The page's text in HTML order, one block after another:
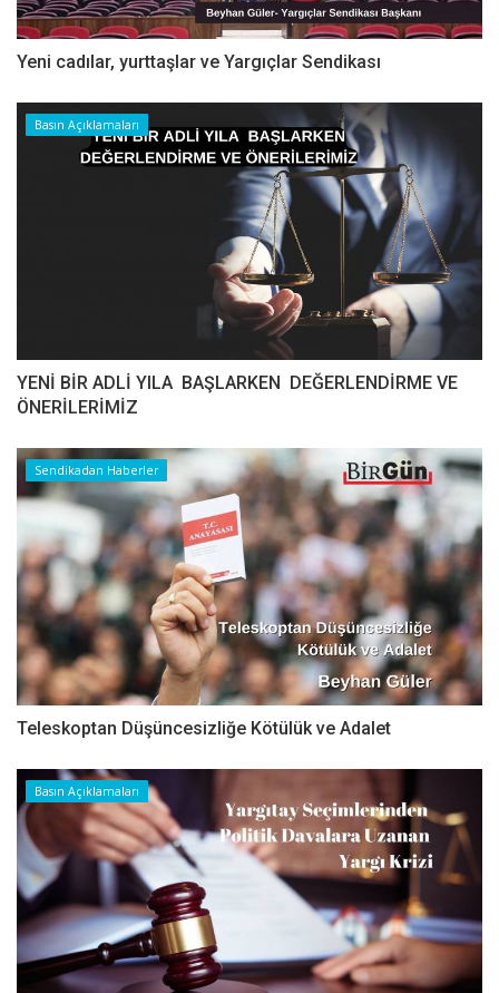
Yeni cadılar, yurttaşlar ve Yargıçlar Sendikası
Basın Açıklamaları
YENİ BİR ADLİ YILA BAŞLARKEN DEĞERLENDİRME VE
ÖNERİLERİMİZ
Sendikadan Haberler
Teleskoptan Düşüncesizliğe Kötülük ve Adalet
Basın Açıklamaları